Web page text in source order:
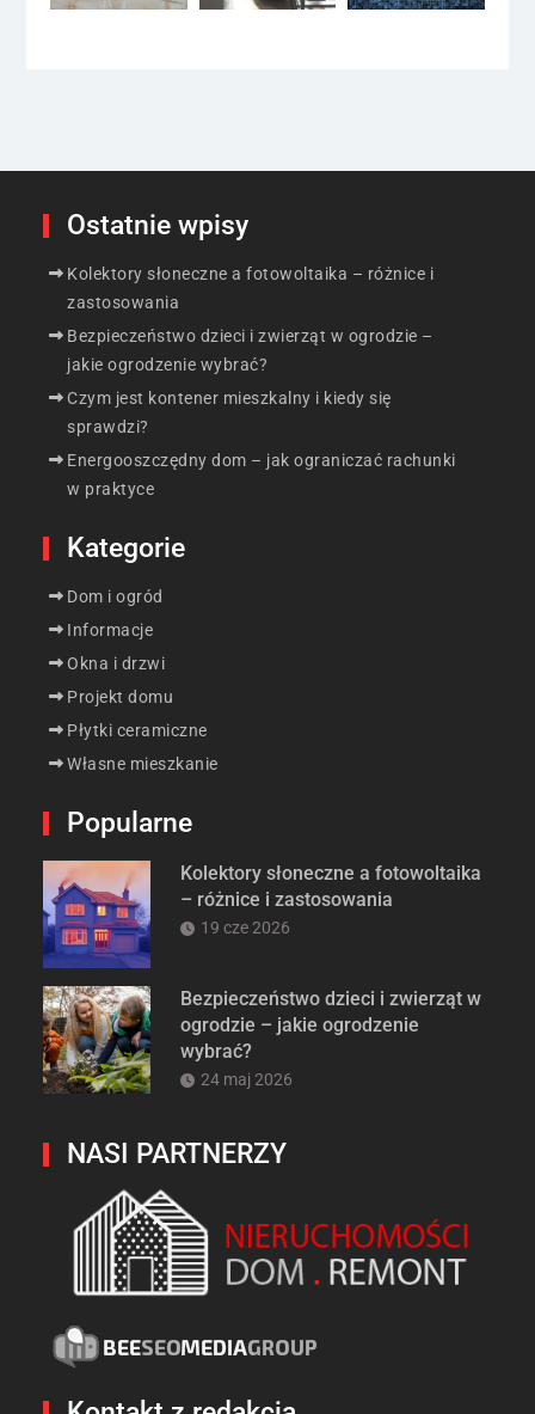
Ostatnie wpisy
Kolektory słoneczne a fotowoltaika – różnice i
zastosowania
Bezpieczeństwo dzieci i zwierząt w ogrodzie –
jakie ogrodzenie wybrać?
Czym jest kontener mieszkalny i kiedy się
sprawdzi?
Energooszczędny dom – jak ograniczać rachunki
w praktyce
Kategorie
Dom i ogród
Informacje
Okna i drzwi
Projekt domu
Płytki ceramiczne
Własne mieszkanie
Popularne
Kolektory słoneczne a fotowoltaika
– różnice i zastosowania
19 cze 2026
Bezpieczeństwo dzieci i zwierząt w
ogrodzie – jakie ogrodzenie
wybrać?
24 maj 2026
NASI PARTNERZY